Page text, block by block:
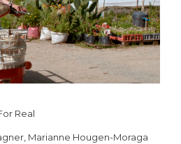
Real
Marianne Hougen-Moraga